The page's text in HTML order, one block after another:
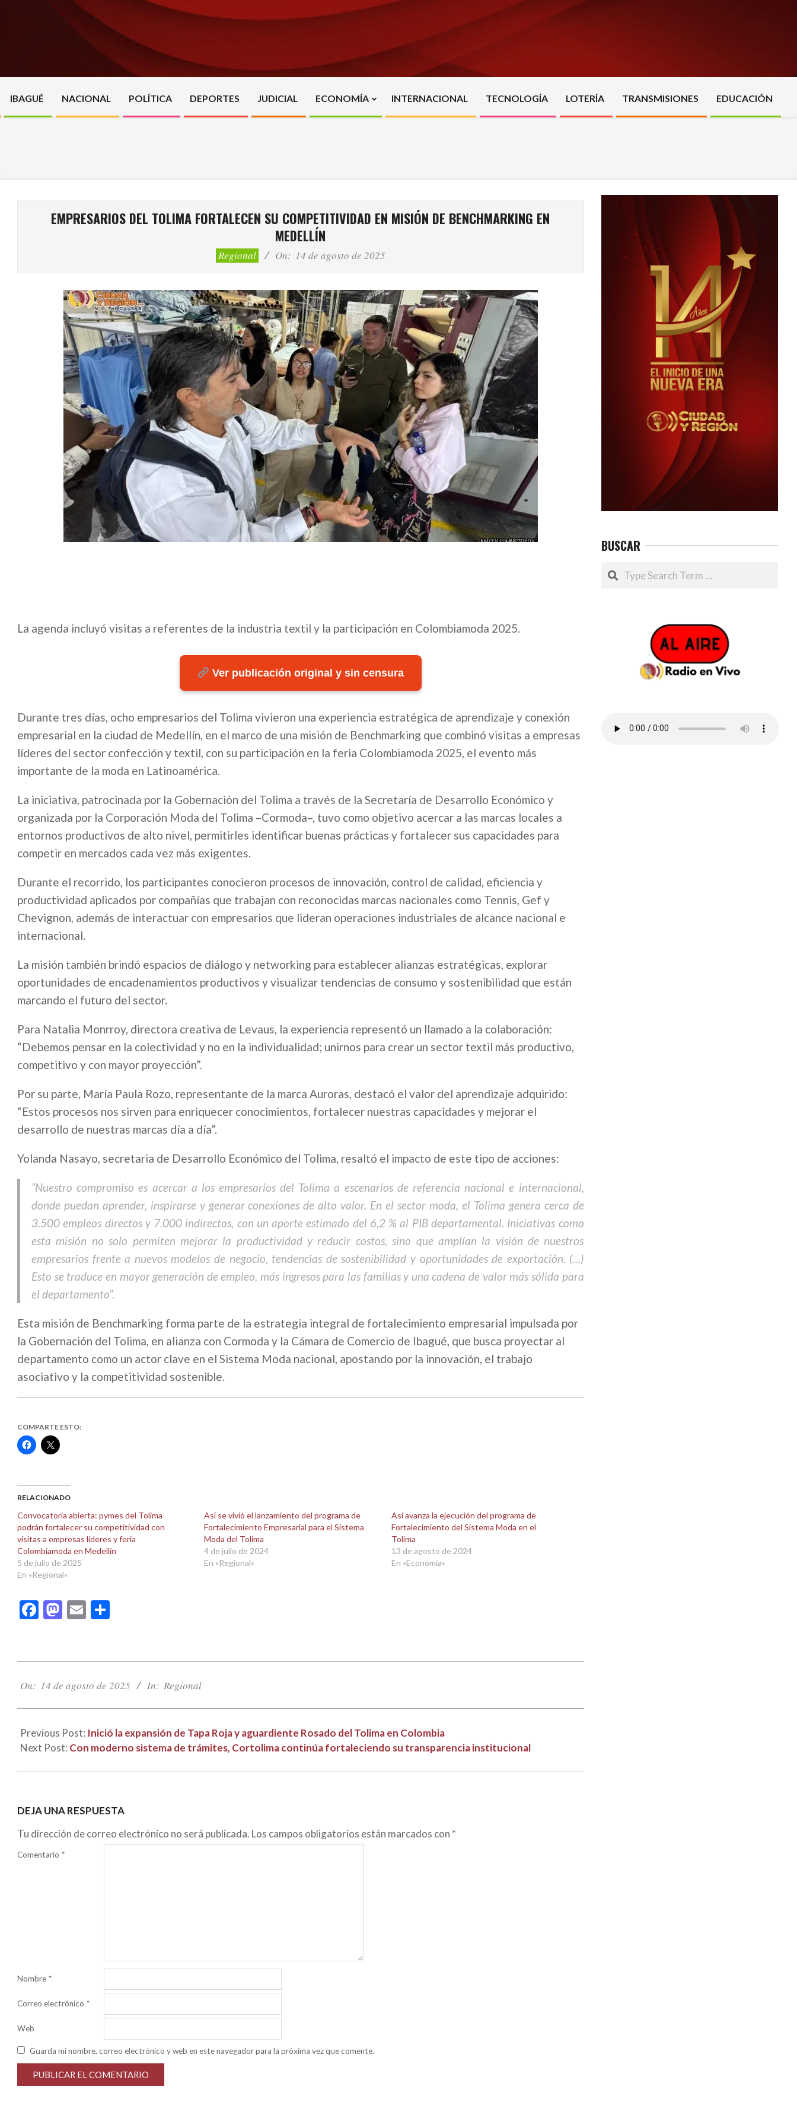
Primary
Navigation
IBAGUÉ NACIONAL POLÍTICA DEPORTES JUDICIAL ECONOMÍA INTERNACIONAL TECNOLOGÍA LOTERÍA TRANSMISIONES EDUCACIÓN
EMPRESARIOS DEL TOLIMA FORTALECEN SU COMPETITIVIDAD EN MISIÓN DE BENCHMARKING EN
MEDELLÍN
Regional On: 14 de agosto de 2025
La agenda incluyó visitas a referentes de la industria textil y la participación en Colombiamoda 2025.
Ver publicación original y sin censura
Durante tres días, ocho empresarios del Tolima vivieron una experiencia estratégica de aprendizaje y conexión
empresarial en la ciudad de Medellín, en el marco de una misión de Benchmarking que combinó visitas a empresas
líderes del sector confección y textil, con su participación en la feria Colombiamoda 2025, el evento más
importante de la moda en Latinoamérica.
La iniciativa, patrocinada por la Gobernación del Tolima a través de la Secretaría de Desarrollo Económico y
organizada por la Corporación Moda del Tolima –Cormoda–, tuvo como objetivo acercar a las marcas locales a
entornos productivos de alto nivel, permitirles identificar buenas prácticas y fortalecer sus capacidades para
competir en mercados cada vez más exigentes.
Durante el recorrido, los participantes conocieron procesos de innovación, control de calidad, eficiencia y
productividad aplicados por compañías que trabajan con reconocidas marcas nacionales como Tennis, Gef y
Chevignon, además de interactuar con empresarios que lideran operaciones industriales de alcance nacional e
internacional.
La misión también brindó espacios de diálogo y networking para establecer alianzas estratégicas, explorar
oportunidades de encadenamientos productivos y visualizar tendencias de consumo y sostenibilidad que están
marcando el futuro del sector.
Para Natalia Monrroy, directora creativa de Levaus, la experiencia representó un llamado a la colaboración:
“Debemos pensar en la colectividad y no en la individualidad; unirnos para crear un sector textil más productivo,
competitivo y con mayor proyección”.
Por su parte, María Paula Rozo, representante de la marca Auroras, destacó el valor del aprendizaje adquirido:
“Estos procesos nos sirven para enriquecer conocimientos, fortalecer nuestras capacidades y mejorar el
desarrollo de nuestras marcas día a día”.
Yolanda Nasayo, secretaria de Desarrollo Económico del Tolima, resaltó el impacto de este tipo de acciones:
“Nuestro compromiso es acercar a los empresarios del Tolima a escenarios de referencia nacional e internacional,
donde puedan aprender, inspirarse y generar conexiones de alto valor. En el sector moda, el Tolima genera cerca de
3.500 empleos directos y 7.000 indirectos, con un aporte estimado del 6,2 % al PIB departamental. Iniciativas como
esta misión no solo permiten mejorar la productividad y reducir costos, sino que amplían la visión de nuestros
empresarios frente a nuevos modelos de negocio, tendencias de sostenibilidad y oportunidades de exportación. (…)
Esto se traduce en mayor generación de empleo, más ingresos para las familias y una cadena de valor más sólida para
el departamento”.
Esta misión de Benchmarking forma parte de la estrategia integral de fortalecimiento empresarial impulsada por
la Gobernación del Tolima, en alianza con Cormoda y la Cámara de Comercio de Ibagué, que busca proyectar al
departamento como un actor clave en el Sistema Moda nacional, apostando por la innovación, el trabajo
asociativo y la competitividad sostenible.
COMPARTE ESTO:
Haz
clic
(Se
abre
una
ventana
nueva)
Haz
clic
(Se
abre
una
ventana
nueva)
RELACIONADO
Convocatoria abierta: pymes del Tolima
podrán fortalecer su competitividad con
visitas a empresas líderes y feria
Colombiamoda en Medellín
5 de julio de 2025
En «Regional»
Así se vivió el lanzamiento del programa de
Fortalecimiento Empresarial para el Sistema
Moda del Tolima
4 de julio de 2024
En «Regional»
Así avanza la ejecución del programa de
Fortalecimiento del Sistema Moda en el
Tolima
13 de agosto de 2024
En «Economía»
Facebook
Mastodon
Email
08-
On: 14 de agosto de 2025 In: Regional
Previous Post: Inició la expansión de Tapa Roja y aguardiente Rosado del Tolima en Colombia
Next Post: Con moderno sistema de trámites, Cortolima continúa fortaleciendo su transparencia institucional
DEJA UNA RESPUESTA
Tu dirección de correo electrónico no será publicada. Los campos obligatorios están marcados con *
Comentario *
Nombre *
Correo electrónico *
Web
Guarda mi nombre, correo electrónico y web en este navegador para la próxima vez que comente.
BUSCAR
Search